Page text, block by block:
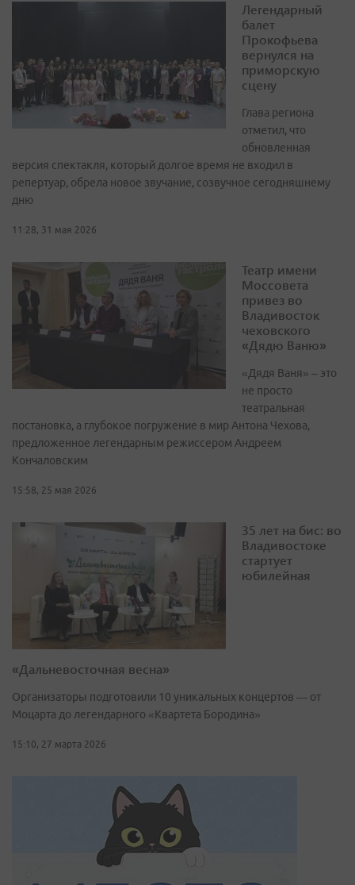
Легендарный
балет
Прокофьева
вернулся на
приморскую
сцену
Глава региона
отметил, что
обновленная
версия спектакля, который долгое время не входил в
репертуар, обрела новое звучание, созвучное сегодняшнему
дню
11:28, 31 мая 2026
Театр имени
Моссовета
привез во
Владивосток
чеховского
«Дядю Ваню»
«Дядя Ваня» – это
не просто
театральная
постановка, а глубокое погружение в мир Антона Чехова,
предложенное легендарным режиссером Андреем
Кончаловским
15:58, 25 мая 2026
35 лет на бис: во
Владивостоке
стартует
юбилейная
«Дальневосточная весна»
Организаторы подготовили 10 уникальных концертов — от
Моцарта до легендарного «Квартета Бородина»
15:10, 27 марта 2026